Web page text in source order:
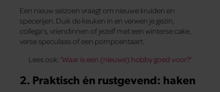
Een nieuw seizoen vraagt om nieuwe kruiden en
specerijen. Duik de keuken in en verwen je gezin,
collega’s, vriendinnen of jezelf met een winterse cake,
verse speculaas of een pompoentaart.
Lees ook: ‘Waar is een (nieuwe) hobby goed voor?’
2. Praktisch én rustgevend: haken